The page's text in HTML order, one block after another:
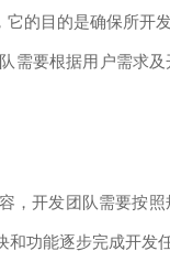
目的是确保所开
需要根据用户需求
开发团队需要按照
功能逐步完成开